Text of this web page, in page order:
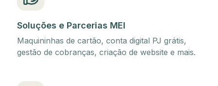
Soluções e Parcerias MEI
Maquininhas de cartão, conta digital PJ grátis,
gestão de cobranças, criação de website e mais.